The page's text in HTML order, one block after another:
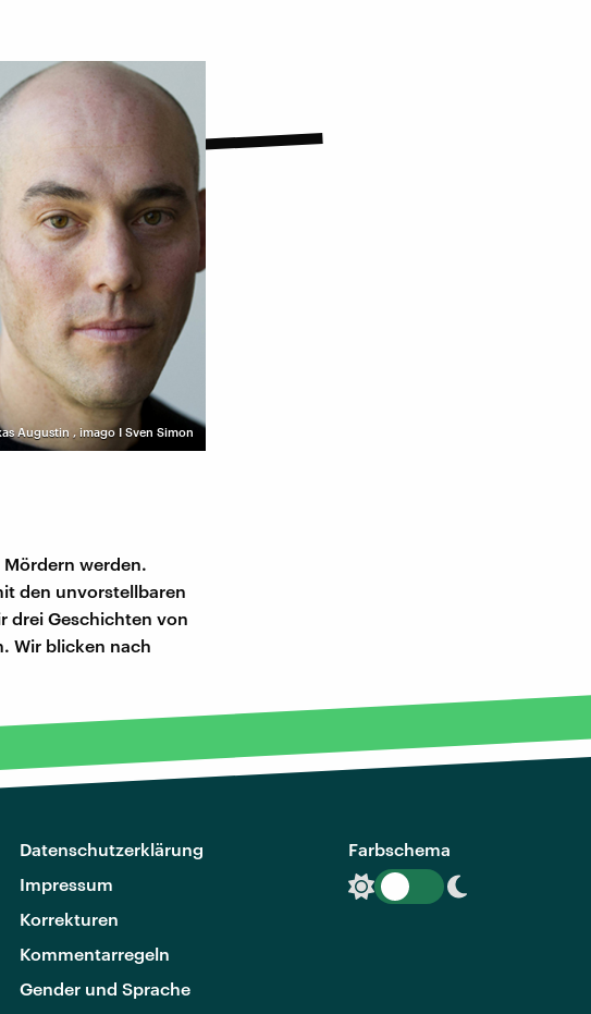
Augustin imago I Sven Simon
werden.
den unvorstellbaren
drei Geschichten von
Wir blicken nach
Datenschutzerklärung
Impressum
Korrekturen
Kommentarregeln
Gender und Sprache
Farbschema